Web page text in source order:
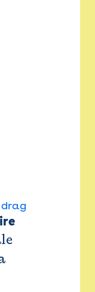
drag